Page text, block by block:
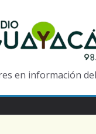
en información